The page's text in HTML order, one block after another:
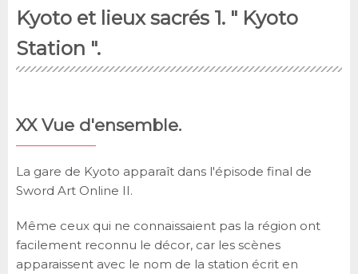
Kyoto et lieux sacrés 1. " Kyoto
Station ".
XX Vue d'ensemble.
La gare de Kyoto apparaît dans l'épisode final de
Sword Art Online II.
Même ceux qui ne connaissaient pas la région ont
facilement reconnu le décor, car les scènes
apparaissent avec le nom de la station écrit en